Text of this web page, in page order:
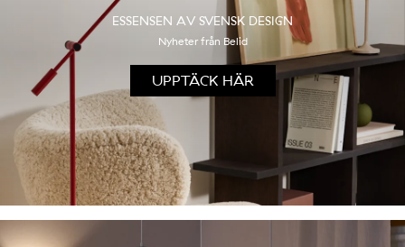
ESSENSEN AV SVENSK DESIGN
Nyheter från Belid
UPPTÄCK HÄR